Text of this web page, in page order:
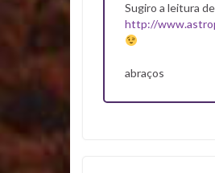
Sugiro a leitura
http://
abraços